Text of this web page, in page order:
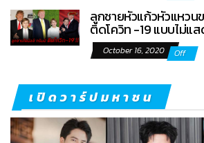
ลูกชายหัวแก้วหัวแหว
ติดโควิท -19 แบบไม่แส
October 16, 2020 Off
เปิดวาร์ปมหาชน